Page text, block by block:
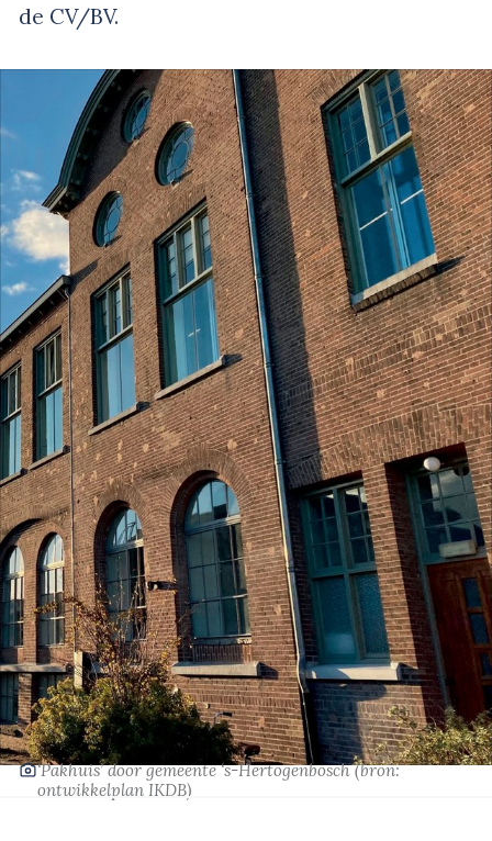
de CV/BV.
‘Pakhuis’door gemeente ‘s-Hertogenbosch(bron:
ontwikkelplan IKDB)